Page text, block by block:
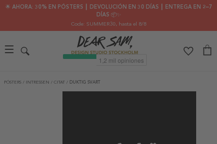
🌟 AHORA: 30% EN PÓSTERS ┃ DEVOLUCIÓN EN 30 DÍAS ┃ ENTREGA EN 2–7
DÍAS 📦✨
Code: SUMMER30, hasta el 8/8
PÓSTERS / INTRESSEN / CITAT / DUKTIG SVART